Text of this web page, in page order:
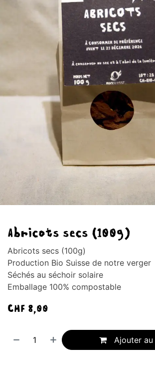
Abricots secs (100g)
Abricots secs (100g)
Production Bio Suisse de notre verger
Séchés au séchoir solaire
Emballage 100% compostable
CHF 8,00
Ajouter au